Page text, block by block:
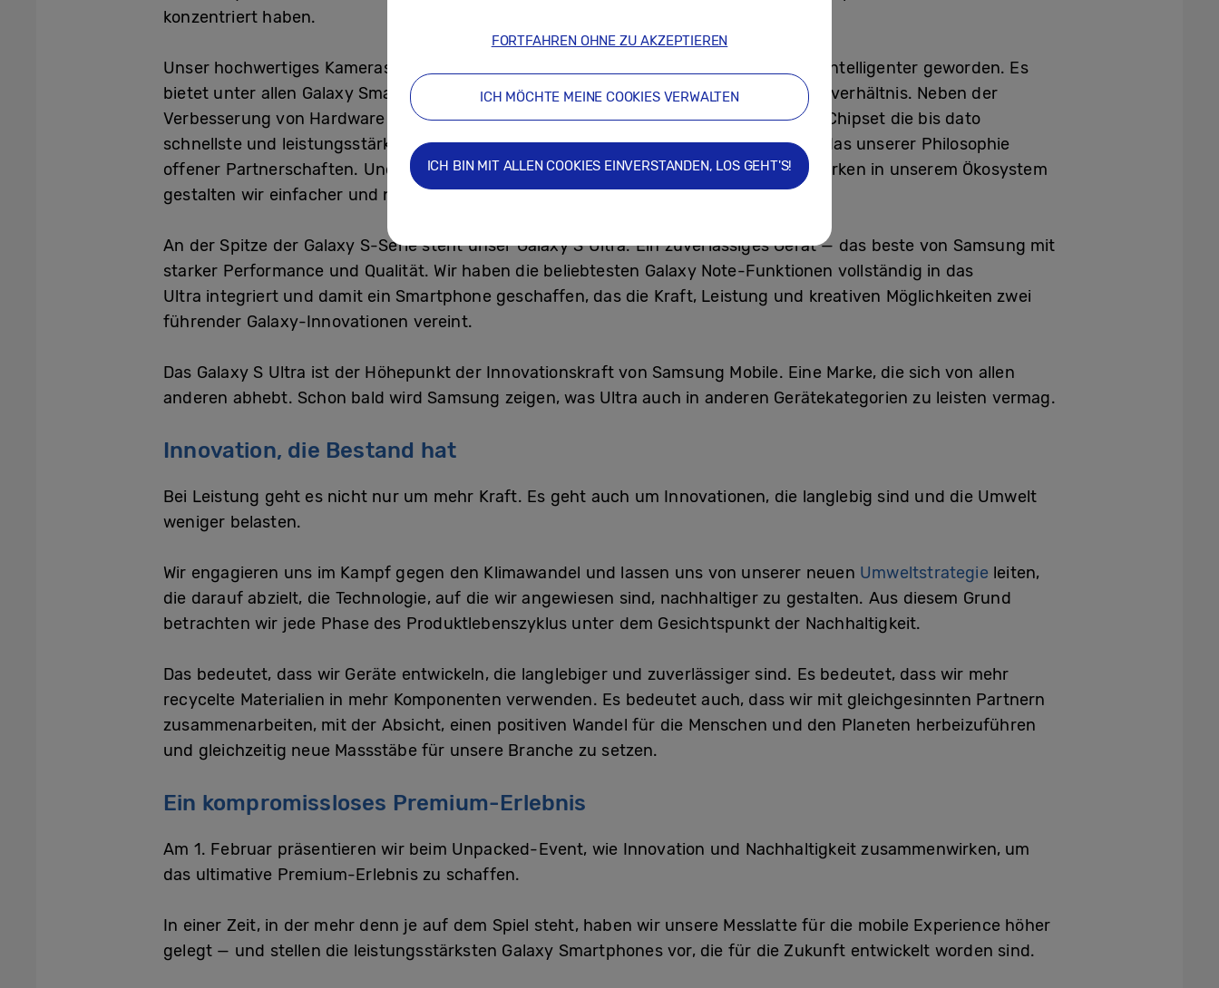
konzentriert haben.
Unser hochwertiges Kamerasystem ist im Vergleich zu den Vorgängermodellen noch intelligenter geworden. Es
bietet unter allen Galaxy Smartphones die besten Fotos und Videos — bei jedem Lichtverhältnis. Neben der
Verbesserung von Hardware und Software erreicht das Gerät mit unserem neuesten Chipset die bis dato
schnellste und leistungsstärkste Galaxy Smartphone Performance. Zu verdanken ist das unserer Philosophie
offener Partnerschaften. Und auch die Zusammenarbeit mit anderen Geräten und Marken in unserem Ökosystem
gestalten wir einfacher und nahtloser als jemals zuvor.
An der Spitze der Galaxy S-Serie steht unser Galaxy S Ultra. Ein zuverlässiges Gerät — das beste von Samsung mit
starker Performance und Qualität. Wir haben die beliebtesten Galaxy Note-Funktionen vollständig in das
Ultra integriert und damit ein Smartphone geschaffen, das die Kraft, Leistung und kreativen Möglichkeiten zwei
führender Galaxy-Innovationen vereint.
Das Galaxy S Ultra ist der Höhepunkt der Innovationskraft von Samsung Mobile. Eine Marke, die sich von allen
anderen abhebt. Schon bald wird Samsung zeigen, was Ultra auch in anderen Gerätekategorien zu leisten vermag.
Innovation, die Bestand hat
Bei Leistung geht es nicht nur um mehr Kraft. Es geht auch um Innovationen, die langlebig sind und die Umwelt
weniger belasten.
Wir engagieren uns im Kampf gegen den Klimawandel und lassen uns von unserer neuen Umweltstrategie leiten,
die darauf abzielt, die Technologie, auf die wir angewiesen sind, nachhaltiger zu gestalten. Aus diesem Grund
betrachten wir jede Phase des Produktlebenszyklus unter dem Gesichtspunkt der Nachhaltigkeit.
Das bedeutet, dass wir Geräte entwickeln, die langlebiger und zuverlässiger sind. Es bedeutet, dass wir mehr
recycelte Materialien in mehr Komponenten verwenden. Es bedeutet auch, dass wir mit gleichgesinnten Partnern
zusammenarbeiten, mit der Absicht, einen positiven Wandel für die Menschen und den Planeten herbeizuführen
und gleichzeitig neue Massstäbe für unsere Branche zu setzen.
Ein kompromissloses Premium-Erlebnis
Am 1. Februar präsentieren wir beim Unpacked-Event, wie Innovation und Nachhaltigkeit zusammenwirken, um
das ultimative Premium-Erlebnis zu schaffen.
In einer Zeit, in der mehr denn je auf dem Spiel steht, haben wir unsere Messlatte für die mobile Experience höher
gelegt — und stellen die leistungsstärksten Galaxy Smartphones vor, die für die Zukunft entwickelt worden sind.
FORTFAHREN OHNE ZU AKZEPTIEREN
ICH MÖCHTE MEINE COOKIES VERWALTEN
ICH BIN MIT ALLEN COOKIES EINVERSTANDEN, LOS GEHT'S!